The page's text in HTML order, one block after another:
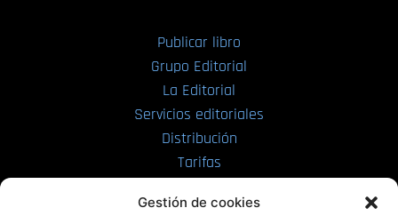
Gestión de cookies
Publicar libro
Grupo Editorial
La Editorial
Servicios editoriales
Distribución
Tarifas